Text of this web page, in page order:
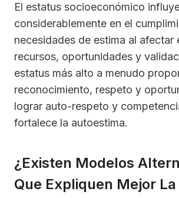
El estatus socioeconómico
considerablemente en el
necesidades de estima al afectar
recursos, oportunidades y
estatus más alto a menudo
reconocimiento, respeto y
lograr auto-respeto y
fortalece la autoestima.
¿Existen Modelos
Que Expliquen Mejor La